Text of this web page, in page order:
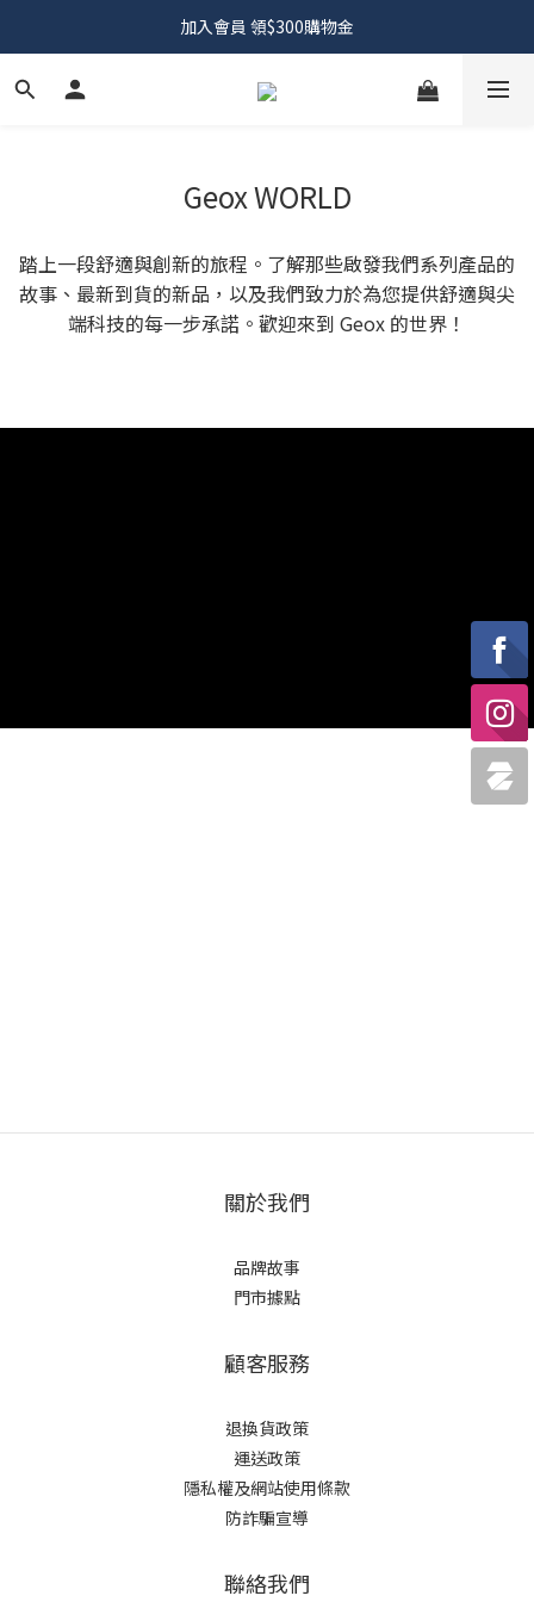
加入會員 領$300購物金
Geox WORLD
踏上一段舒適與創新的旅程。了解那些啟發我們系列產品的
故事、最新到貨的新品，以及我們致力於為您提供舒適與尖
端科技的每一步承諾。歡迎來到 Geox 的世界！
關於我們
品牌故事
門市據點
顧客服務
退換貨政策
運送政策
隱私權及網站使用條款
防詐騙宣導
聯絡我們